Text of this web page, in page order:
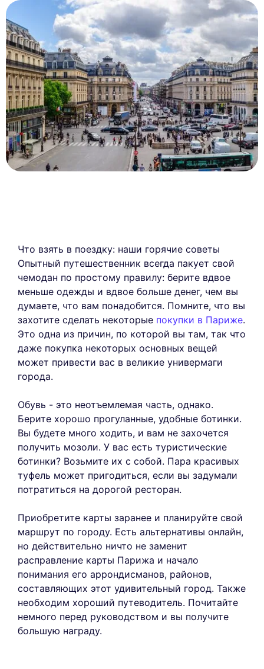
Что взять в поездку: наши горячие советы
Опытный путешественник всегда пакует свой
чемодан по простому правилу: берите вдвое
меньше одежды и вдвое больше денег, чем вы
думаете, что вам понадобится. Помните, что вы
захотите сделать некоторые покупки в Париже.
Это одна из причин, по которой вы там, так что
даже покупка некоторых основных вещей
может привести вас в великие универмаги
города.
Обувь - это неотъемлемая часть, однако.
Берите хорошо прогуланные, удобные ботинки.
Вы будете много ходить, и вам не захочется
получить мозоли. У вас есть туристические
ботинки? Возьмите их с собой. Пара красивых
туфель может пригодиться, если вы задумали
потратиться на дорогой ресторан.
Приобретите карты заранее и планируйте свой
маршрут по городу. Есть альтернативы онлайн,
но действительно ничто не заменит
расправление карты Парижа и начало
понимания его аррондисманов, районов,
составляющих этот удивительный город. Также
необходим хороший путеводитель. Почитайте
немного перед руководством и вы получите
большую награду.